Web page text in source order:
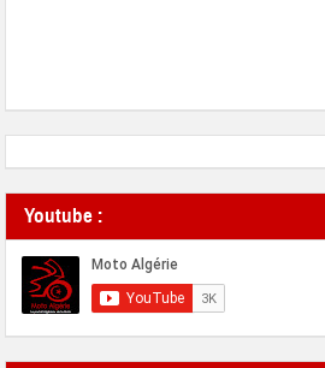
Youtube :